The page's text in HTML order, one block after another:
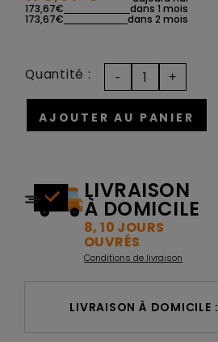
173,67€ dans 1 mois
173,67€ dans 2 mois
AJOUTER AU PANIER
Quantité :
LIVRAISON
À DOMICILE
8, 10 JOURS
OUVRÉS
Conditions de livraison
LIVRAISON À DOMICILE :